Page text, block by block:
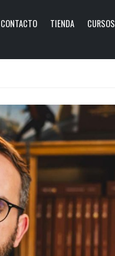
CONTACTO TIENDA CURSOS